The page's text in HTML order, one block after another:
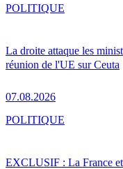
La droite attaque les
réunion de l'UE sur Ceuta
07.08.2026
POLITIQUE
EXCLUSIF : La France
POLITIQUE